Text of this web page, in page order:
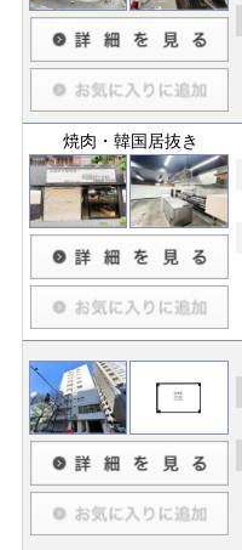
焼肉・韓国居抜き